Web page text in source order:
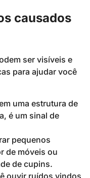
causados
ser visíveis e
para ajudar você
uma estrutura de
é um sinal de
pequenos
de móveis ou
de cupins.
ouvir ruídos vindos